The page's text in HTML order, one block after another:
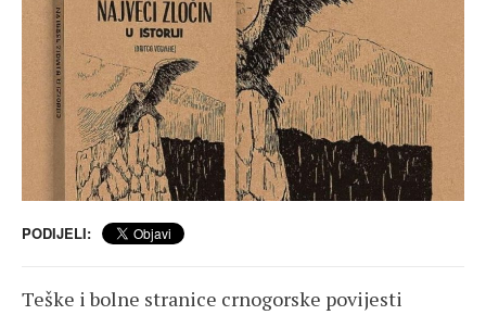
PODIJELI:
Teške i bolne stranice crnogorske povijesti